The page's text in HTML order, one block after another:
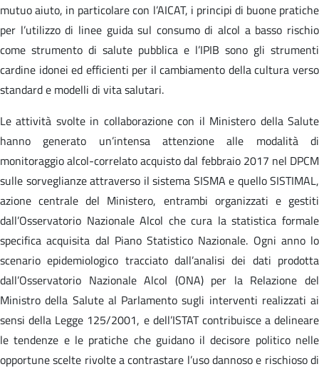
mutuo aiuto, in particolare con l’AICAT, i principi di buone pratiche
per l’utilizzo di linee guida sul consumo di alcol a basso rischio
come strumento di salute pubblica e l’IPIB sono gli strumenti
cardine idonei ed efficienti per il cambiamento della cultura verso
standard e modelli di vita salutari.
Le attività svolte in collaborazione con il Ministero della Salute
hanno generato un’intensa attenzione alle modalità di
monitoraggio alcol-correlato acquisto dal febbraio 2017 nel DPCM
sulle sorveglianze attraverso il sistema SISMA e quello SISTIMAL,
azione centrale del Ministero, entrambi organizzati e gestiti
dall’Osservatorio Nazionale Alcol che cura la statistica formale
specifica acquisita dal Piano Statistico Nazionale. Ogni anno lo
scenario epidemiologico tracciato dall’analisi dei dati prodotta
dall’Osservatorio Nazionale Alcol (ONA) per la Relazione del
Ministro della Salute al Parlamento sugli interventi realizzati ai
sensi della Legge 125/2001, e dell’ISTAT contribuisce a delineare
le tendenze e le pratiche che guidano il decisore politico nelle
opportune scelte rivolte a contrastare l’uso dannoso e rischioso di